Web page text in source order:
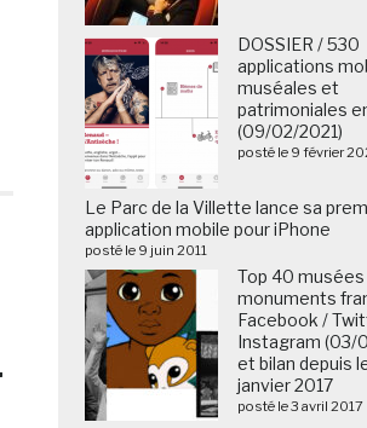
DOSSIER / 530
applications
muséales et
patrimoniales
(09/02/2021)
posté le 9 février
Le Parc de la Villette lance sa
application mobile pour iPhone
posté le 9 juin 2011
Top 40
monuments
Facebook /
Instagram (03/
et bilan depuis
janvier 2017
posté le 3 avril 2017